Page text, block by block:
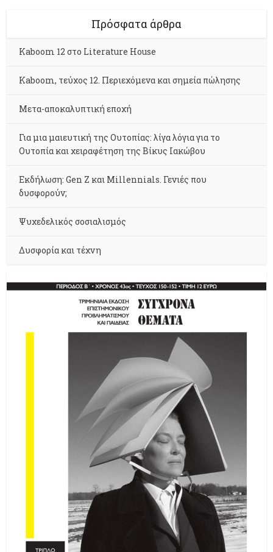
Πρόσφατα άρθρα
Kaboom 12 στο Literature House
Kaboom, τεύχος 12. Περιεχόμενα και σημεία πώλησης
Μετα-αποκαλυπτική εποχή
Για μια μαιευτική της Ουτοπίας: λίγα λόγια για το
Ουτοπία και χειραφέτηση της Βίκυς Ιακώβου
Εκδήλωση: Gen Z και Millennials. Γενιές που
δυσφορούν;
Ψυχεδελικός σοσιαλισμός
Δυσφορία και τέχνη